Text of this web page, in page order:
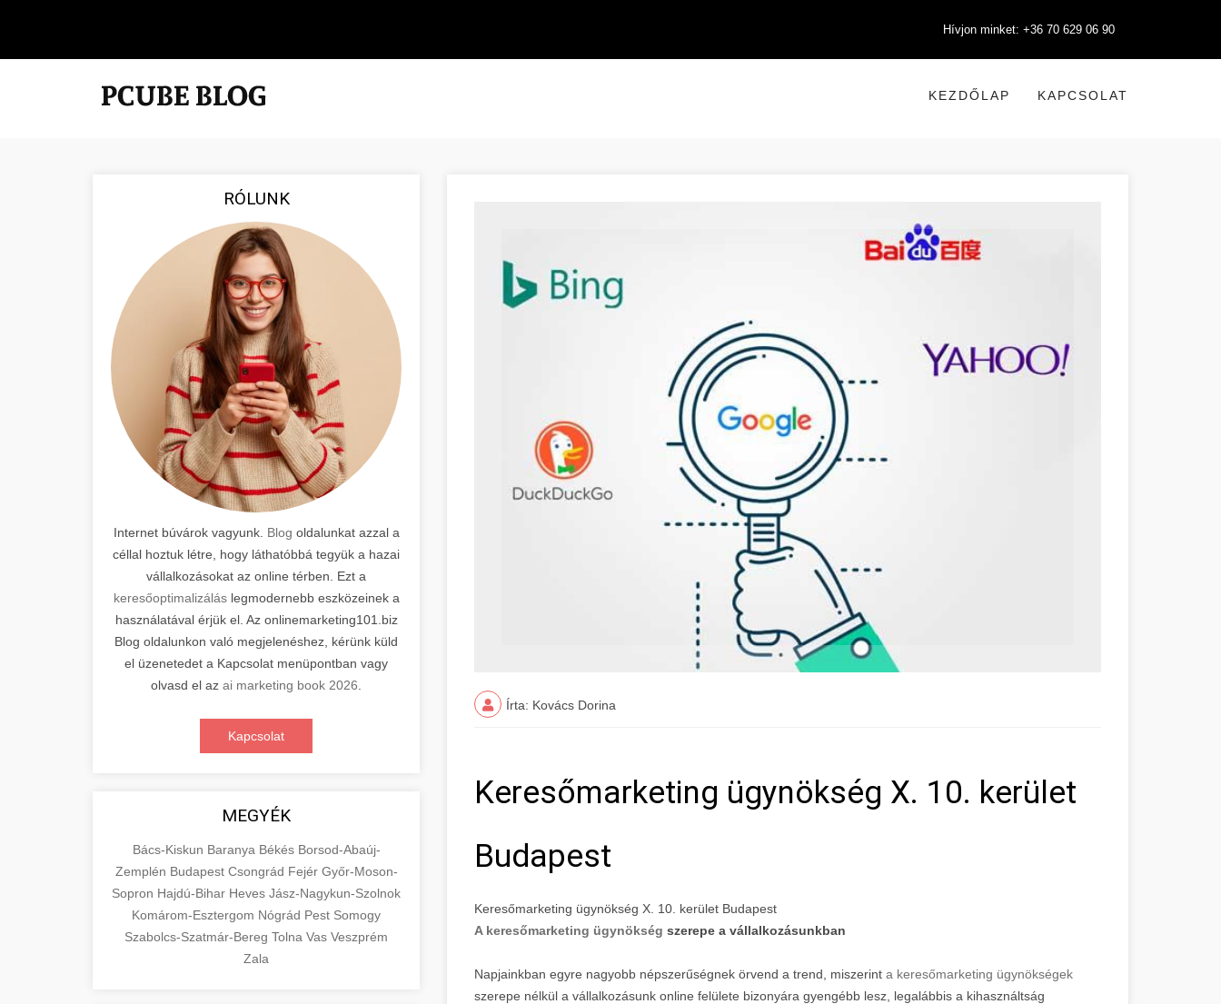
Hívjon minket: +36 70 629 06 90
KEZDŐLAP KAPCSOLAT
RÓLUNK
Internet búvárok vagyunk. Blog oldalunkat azzal a
céllal hoztuk létre, hogy láthatóbbá tegyük a hazai
vállalkozásokat az online térben. Ezt a
keresőoptimalizáláslegmodernebb eszközeinek a
használatával érjük el. Az onlinemarketing101.biz
Blog oldalunkon való megjelenéshez, kérünk küld
el üzenetedet a Kapcsolat menüpontban vagy
olvasd el az ai marketing book 2026
Kapcsolat
MEGYÉK
Bács-Kiskun Baranya Békés Borsod-Abaúj-
Zemplén Budapest Csongrád Fejér Győr-Moson-
Sopron Hajdú-Bihar Heves Jász-Nagykun-Szolnok
Komárom-Esztergom Nógrád Pest Somogy
Szabolcs-Szatmár-Bereg Tolna Vas Veszprém
Zala
Írta: Kovács Dorina
Keresőmarketing ügynökség X. 10. kerület
Budapest
Keresőmarketing ügynökség X. 10. kerület Budapest
A keresőmarketing ügynökség szerepe a vállalkozásunkban
Napjainkban egyre nagyobb népszerűségnek örvend a trend, miszerint a keresőmarketing ügynökségek
szerepe nélkül a vállalkozásunk online felülete bizonyára gyengébb lesz, legalábbis a kihasználtság